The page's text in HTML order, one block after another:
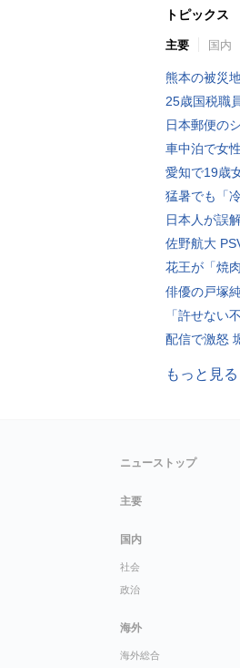
トピックス
主要 国内
熊本の被災
25歳国税職
日本郵便の
車中泊で女
愛知で19歳
猛暑でも「
日本人が誤
佐野航大
花王が「焼
俳優の戸塚
「許せない
配信で激怒
もっと見る
ニューストップ
主要
国内
社会
政治
海外
海外総合